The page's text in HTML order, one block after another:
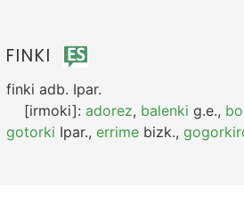
FINKI
finki adb. Ipar.
[irmoki]: adorez, balenki g.e.,
gotorki Ipar., errime bizk.,